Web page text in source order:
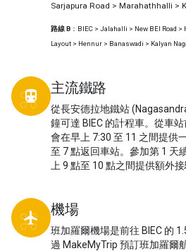
Sarjapura Road > Marahathhalli >
路線 B ：BIEC > Jalahalli > New BEl Road
Layout > Hennur > Banaswadi > Kalyan
directions_transit 主流鐵路
從長安德拉地鐵站
鐘可達 BIEC 的計程車。從車
會在早上 7:30 至 11 之間提供
至 7 點返回車站。參加第 1 天
上 9 點至 10 點之間提供額外接
local_airport 機場
班加羅爾機場是前往 BIEC 的
過 MakeMyTrip 預訂班加羅爾